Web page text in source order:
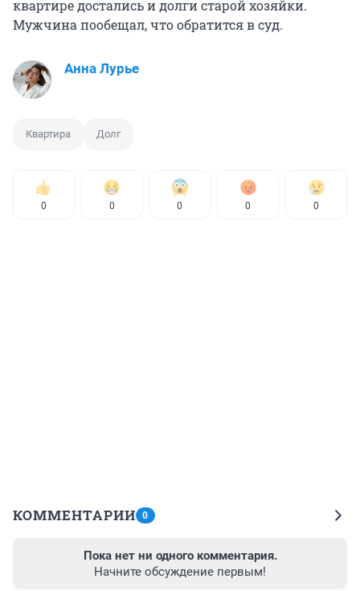
квартире достались и долги старой хозяйки.
Мужчина пообещал, что обратится в суд.
Анна Лурье
Квартира Долг
0 0 0 0 0
КОММЕНТАРИИ 0
Пока нет ни одного комментария.
Начните обсуждение первым!